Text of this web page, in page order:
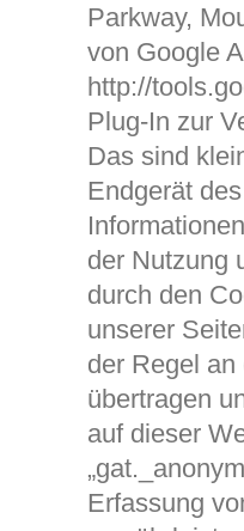
Parkway,
von Google
http://
Plug-In zur
Das sind
Endgerät
der Nutzung
durch den
unserer
der Regel
übertragen
auf dieser
Erfassung